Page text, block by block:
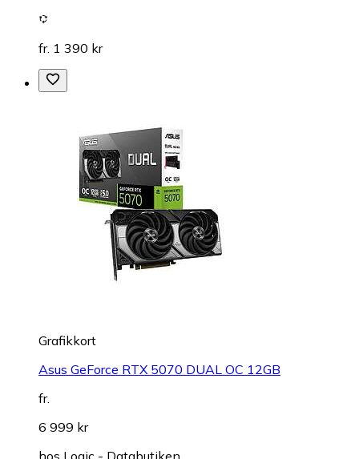
fr. 1 390 kr
Grafikkort
Asus GeForce RTX 5070 DUAL OC 12GB
fr.
6 999 kr